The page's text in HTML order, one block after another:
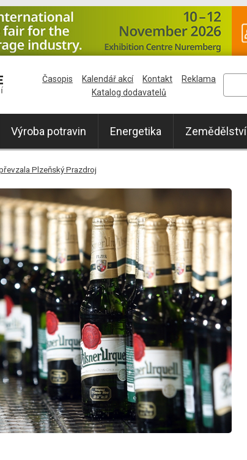
Výroba potravin Energetika Zemědělství
Časopis Kalendář akcí Kontakt
Reklama
Katalog dodavatelů
Plzeňský Prazdroj